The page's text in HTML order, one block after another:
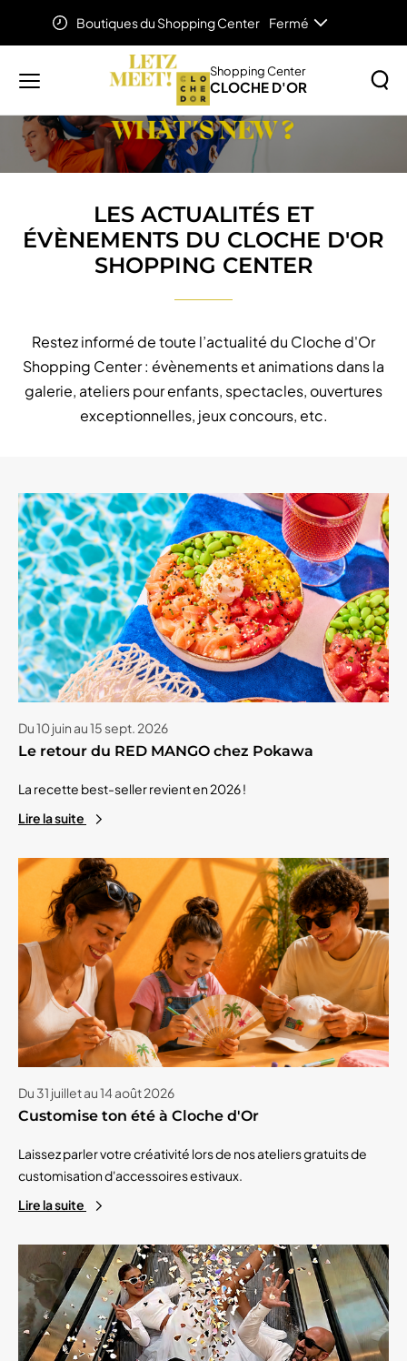
Boutiques du Shopping Center Fermé
Menu
principal
Shopping Center
CLOCHE D'OR
Rechercher
sur
Accueil
LES ACTUALITÉS ET ÉVÈNEMENTS DU CLOCHE
D'OR SHOPPING CENTER
LES ACTUALITÉS ET
ÉVÈNEMENTS DU CLOCHE D'OR
SHOPPING CENTER
Restez informé de toute l’actualité du Cloche d'Or
Shopping Center : évènements et animations dans la
galerie, ateliers pour enfants, spectacles, ouvertures
exceptionnelles, jeux concours, etc.
Du 10 juin au 15 sept. 2026
Le retour du RED MANGO chez Pokawa
La recette best-seller revient en 2026 !
Lire la suite
Du 31 juillet au 14 août 2026
Customise ton été à Cloche d'Or
Laissez parler votre créativité lors de nos ateliers gratuits de
customisation d'accessoires estivaux.
Lire la suite